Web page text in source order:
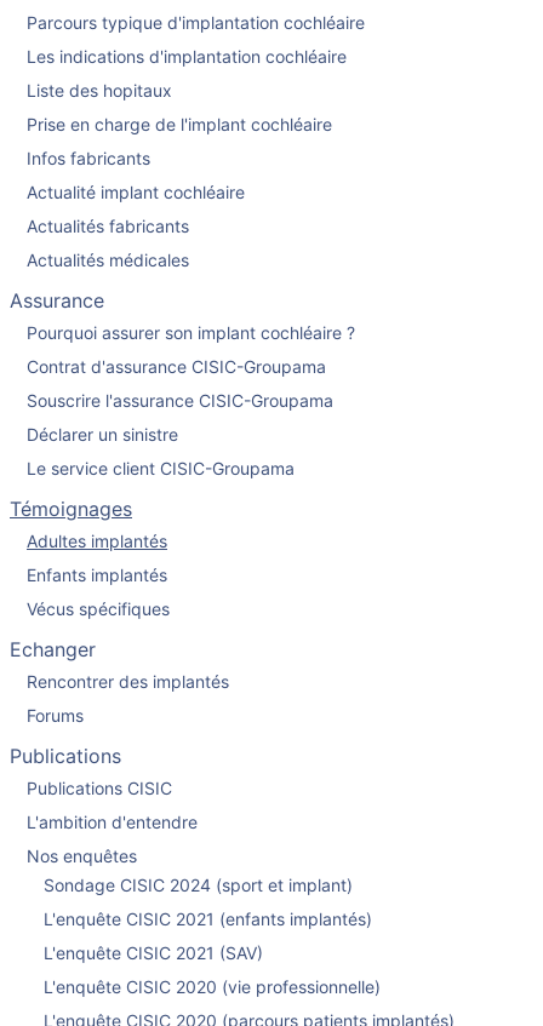
Parcours typique d'implantation cochléaire
Les indications d'implantation cochléaire
Liste des hopitaux
Prise en charge de l'implant cochléaire
Infos fabricants
Actualité implant cochléaire
Actualités fabricants
Actualités médicales
Assurance
Pourquoi assurer son implant cochléaire ?
Contrat d'assurance CISIC-Groupama
Souscrire l'assurance CISIC-Groupama
Déclarer un sinistre
Le service client CISIC-Groupama
Témoignages
Adultes implantés
Enfants implantés
Vécus spécifiques
Echanger
Rencontrer des implantés
Forums
Publications
Publications CISIC
L'ambition d'entendre
Nos enquêtes
Sondage CISIC 2024 (sport et implant)
L'enquête CISIC 2021 (enfants implantés)
L'enquête CISIC 2021 (SAV)
L'enquête CISIC 2020 (vie professionnelle)
L'enquête CISIC 2020 (parcours patients implantés)